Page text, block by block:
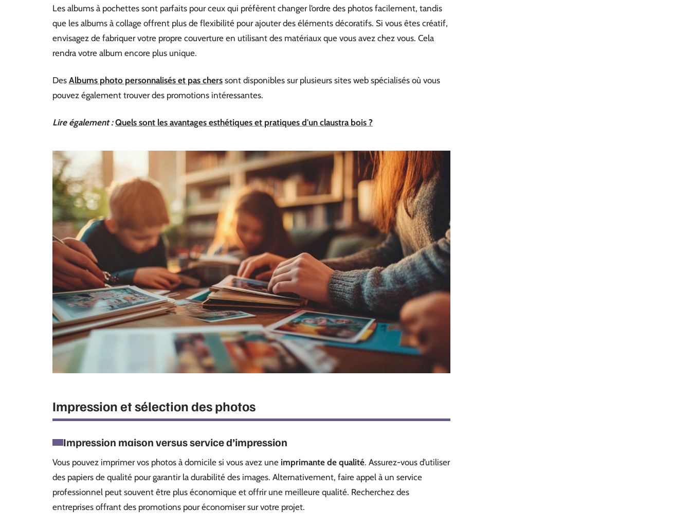
Les albums à pochettes sont parfaits pour ceux qui préfèrent changer l’ordre des photos facilement, tandis
que les albums à collage offrent plus de flexibilité pour ajouter des éléments décoratifs. Si vous êtes créatif,
envisagez de fabriquer votre propre couverture en utilisant des matériaux que vous avez chez vous. Cela
rendra votre album encore plus unique.
Des Albums photo personnalisés et pas chers sont disponibles sur plusieurs sites web spécialisés où vous
pouvez également trouver des promotions intéressantes.
Lire également : Quels sont les avantages esthétiques et pratiques d'un claustra bois ?
Impression et sélection des photos
Impression maison versus service d’impression
Vous pouvez imprimer vos photos à domicile si vous avez une imprimante de qualité. Assurez-vous d’utiliser
des papiers de qualité pour garantir la durabilité des images. Alternativement, faire appel à un service
professionnel peut souvent être plus économique et offrir une meilleure qualité. Recherchez des
entreprises offrant des promotions pour économiser sur votre projet.